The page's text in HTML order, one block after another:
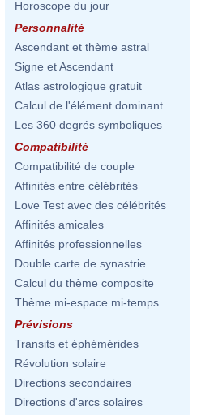
Horoscope du jour
Personnalité
Ascendant et thème astral
Signe et Ascendant
Atlas astrologique gratuit
Calcul de l'élément dominant
Les 360 degrés symboliques
Compatibilité
Compatibilité de couple
Affinités entre célébrités
Love Test avec des célébrités
Affinités amicales
Affinités professionnelles
Double carte de synastrie
Calcul du thème composite
Thème mi-espace mi-temps
Prévisions
Transits et éphémérides
Révolution solaire
Directions secondaires
Directions d'arcs solaires